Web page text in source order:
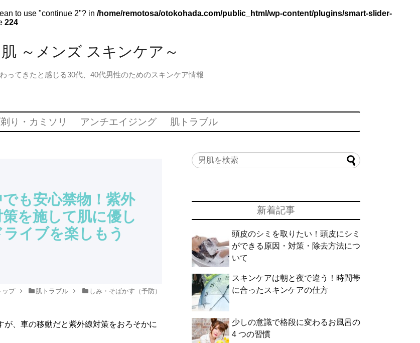
to use "continue 2"? in /home/remotosa/otokohada.com/public_html/wp-content/plugins/smart-slider-
224
～メンズ スキンケア～
ってきたと感じる30代、40代男性のためのスキンケア情報
り・カミソリ アンチエイジング 肌トラブル
も安心禁物！紫外
を施して肌に優し
ライブを楽しもう
ップ 肌トラブル しみ・そばかす（予防）
、車の移動だと紫外線対策をおろそかに
新着記事
頭皮のシミを取りたい！頭皮にシミ
ができる原因・対策・除去方法につ
いて
スキンケアは朝と夜で違う！時間帯
に合ったスキンケアの仕方
少しの意識で格段に変わるお風呂の
4 つの習慣